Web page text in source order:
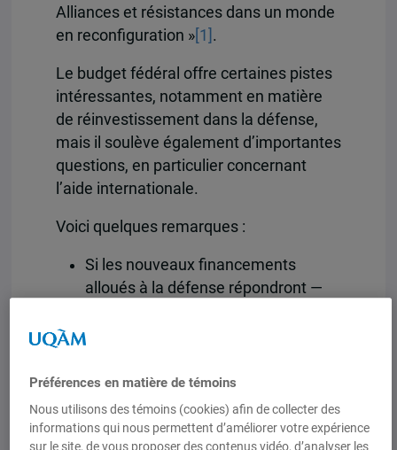
Alliances et résistances dans un monde
en reconfiguration »[1] .
Le budget fédéral offre certaines pistes
intéressantes, notamment en matière
de réinvestissement dans la défense,
mais il soulève également d’importantes
questions, en particulier concernant
l’aide internationale.
Voici quelques remarques :
Si les nouveaux financements
alloués à la défense répondront —
attentes des alliés de l’OTAN, les
au développement des capacités
nationales demeurent
considérables. Un dossier que
Préférences en matière de témoins
Nous utilisons des témoins (cookies) afin de collecter des
informations qui nous permettent d’améliorer votre expérience
sur le site, de vous proposer des contenus vidéo, d’analyser les